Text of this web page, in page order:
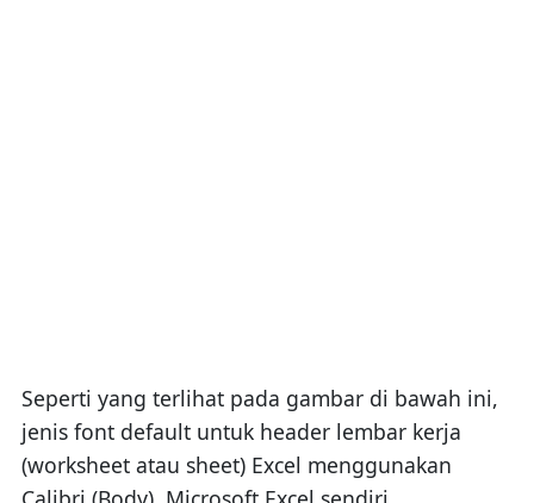
Seperti yang terlihat pada gambar di bawah ini,
jenis font default untuk header lembar kerja
(worksheet atau sheet) Excel menggunakan